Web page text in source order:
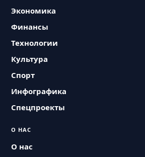
Экономика
Финансы
Технологии
Культура
Спорт
Инфографика
Спецпроекты
О НАС
О нас